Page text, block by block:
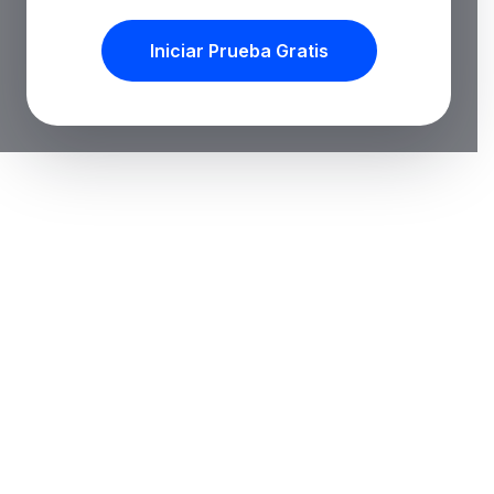
Iniciar Prueba Gratis